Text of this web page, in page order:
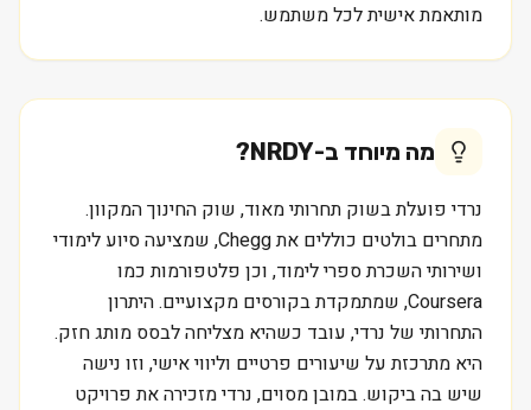
מותאמת אישית לכל משתמש.
מה מיוחד ב-NRDY
?
נרדי פועלת בשוק תחרותי מאוד, שוק החינוך המקוון.
מתחרים בולטים כוללים את Chegg, שמציעה סיוע לימודי
ושירותי השכרת ספרי לימוד, וכן פלטפורמות כמו
Coursera, שמתמקדת בקורסים מקצועיים. היתרון
התחרותי של נרדי, עובד כשהיא מצליחה לבסס מותג חזק.
היא מתרכזת על שיעורים פרטיים וליווי אישי, וזו נישה
שיש בה ביקוש. במובן מסוים, נרדי מזכירה את פרויקט